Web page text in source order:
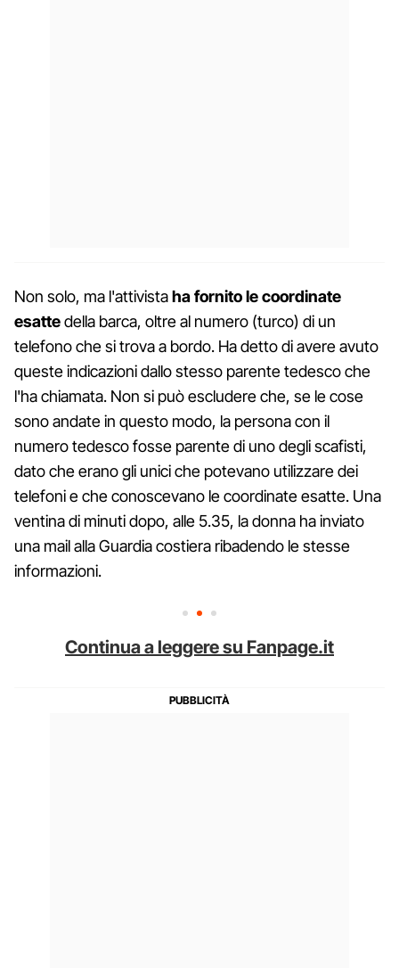
Non solo, ma l'attivistaha fornito le coordinate
esattedella barca, oltre al numero (turco) di un
telefono che si trova a bordo. Ha detto di avere avuto
queste indicazioni dallo stesso parente tedesco che
l'ha chiamata. Non si può escludere che, se le cose
sono andate in questo modo, la persona con il
numero tedesco fosse parente di uno degli scafisti,
dato che erano gli unici che potevano utilizzare dei
telefoni e che conoscevano le coordinate esatte. Una
ventina di minuti dopo, alle 5.35, la donna ha inviato
una mail alla Guardia costiera ribadendo le stesse
informazioni.
Continua a leggere su Fanpage.it